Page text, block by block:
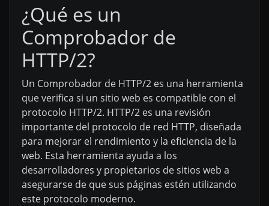
¿Qué es un
Comprobador de
HTTP/2?
Un Comprobador de HTTP/2 es una herramienta
que verifica si un sitio web es compatible con el
protocolo HTTP/2. HTTP/2 es una revisión
importante del protocolo de red HTTP, diseñada
para mejorar el rendimiento y la eficiencia de la
web. Esta herramienta ayuda a los
desarrolladores y propietarios de sitios web a
asegurarse de que sus páginas estén utilizando
este protocolo moderno.